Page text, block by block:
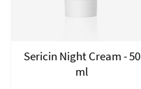
Sericin Night Cream - 50
ml